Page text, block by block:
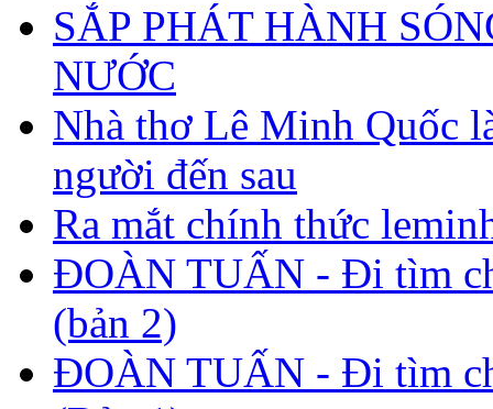
SẮP PHÁT HÀNH
NƯỚC
Nhà thơ Lê Minh Quốc
người đến sau
Ra mắt chính thức
ĐOÀN TUẤN - Đi tìm
(bản 2)
ĐOÀN TUẤN - Đi tìm